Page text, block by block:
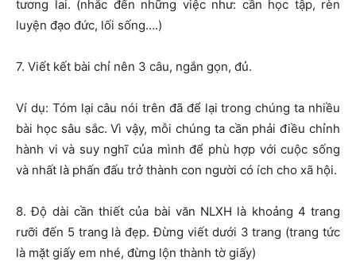
tương lai. (nhắc đến những việc như: cần học tập, rèn
luyện đạo đức, lối sống….)
7. Viết kết bài chỉ nên 3 câu, ngắn gọn, đủ.
Ví dụ: Tóm lại câu nói trên đã để lại trong chúng ta nhiều
bài học sâu sắc. Vì vậy, mỗi chúng ta cần phải điều chỉnh
hành vi và suy nghĩ của mình để phù hợp với cuộc sống
và nhất là phấn đấu trở thành con người có ích cho xã hội.
8. Độ dài cần thiết của bài văn NLXH là khoảng 4 trang
rưỡi đến 5 trang là đẹp. Đừng viết dưới 3 trang (trang tức
là mặt giấy em nhé, đừng lộn thành tờ giấy)